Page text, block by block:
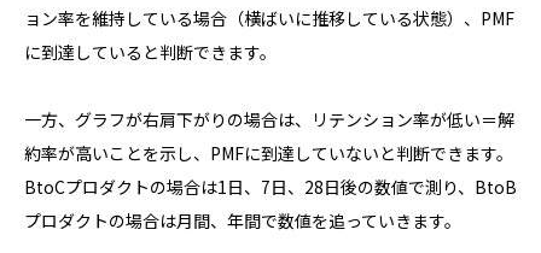
ョン率を維持している場合（横ばいに推移している状態）、PMF
に到達していると判断できます。
一方、グラフが右肩下がりの場合は、リテンション率が低い＝解
約率が高いことを示し、PMFに到達していないと判断できます。
BtoCプロダクトの場合は1日、7日、28日後の数値で測り、BtoB
プロダクトの場合は月間、年間で数値を追っていきます。